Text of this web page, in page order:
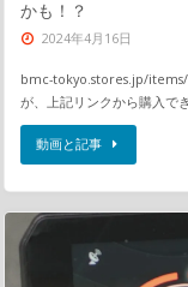
かも！？
2024年4月16日
bmc-tokyo.stores.jp/items/
が、上記リンクから購入
動画と記事